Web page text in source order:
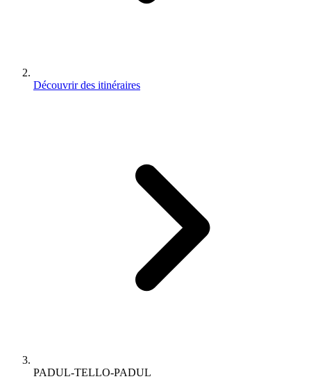
Découvrir des itinéraires
PADUL-TELLO-PADUL